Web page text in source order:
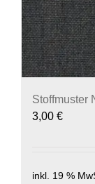
Stoffmuster
3,00 €
inkl. 19 %